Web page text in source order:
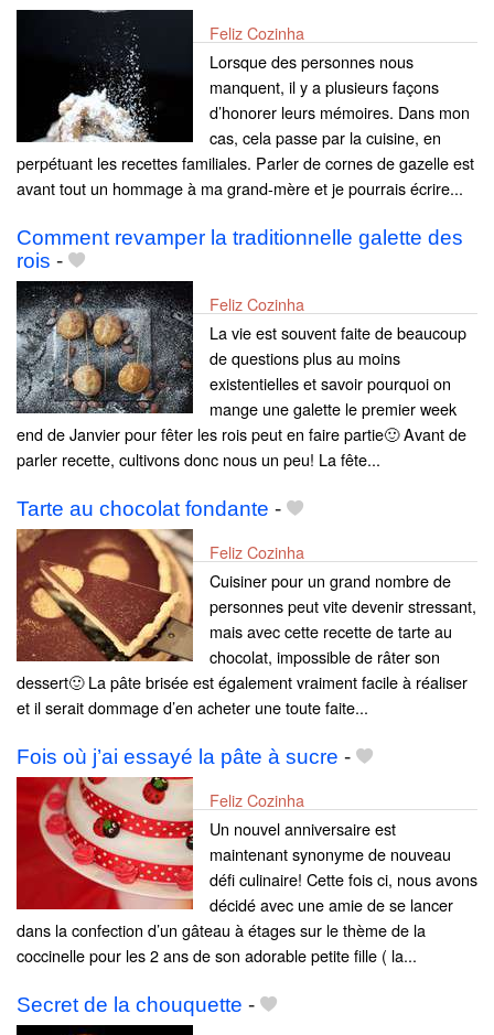
Feliz Cozinha
Lorsque des personnes nous
manquent, il y a plusieurs façons
d’honorer leurs mémoires. Dans mon
cas, cela passe par la cuisine, en
perpétuant les recettes familiales. Parler de cornes de gazelle est
avant tout un hommage à ma grand-mère et je pourrais écrire...
Comment revamper la traditionnelle galette des
rois -
Feliz Cozinha
La vie est souvent faite de beaucoup
de questions plus au moins
existentielles et savoir pourquoi on
mange une galette le premier week
end de Janvier pour fêter les rois peut en faire partie🙂 Avant de
parler recette, cultivons donc nous un peu! La fête...
Tarte au chocolat fondante -
Feliz Cozinha
Cuisiner pour un grand nombre de
personnes peut vite devenir stressant,
mais avec cette recette de tarte au
chocolat, impossible de râter son
dessert🙂 La pâte brisée est également vraiment facile à réaliser
et il serait dommage d’en acheter une toute faite...
Fois où j’ai essayé la pâte à sucre -
Feliz Cozinha
Un nouvel anniversaire est
maintenant synonyme de nouveau
défi culinaire! Cette fois ci, nous avons
décidé avec une amie de se lancer
dans la confection d’un gâteau à étages sur le thème de la
coccinelle pour les 2 ans de son adorable petite fille ( la...
Secret de la chouquette -